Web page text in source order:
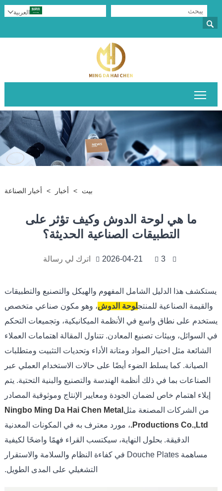

العربية
بيت > أخبار > أخبار الصناعة
ما هي لوحة الدوش وكيف تؤثر على
التطبيقات الصناعية الحديثة؟
2026-04-21 3 اترك لي رسالة
يستكشف هذا الدليل الشامل المفهوم والهيكل والتصنيع والتطبيقات
والقيمة الصناعية للمنتجلوحة الدوش، وهو مكون صناعي متخصص
يستخدم على نطاق واسع في الأنظمة الميكانيكية، وتجميعات التحكم
في السوائل، وبيئات تصنيع المعادن. تتناول المقالة اهتمامات العملاء
الشائعة مثل اختيار المواد ومتانة الأداء وتحديات التثبيت ومتطلبات
الصيانة. كما يسلط الضوء أيضًا على حالات الاستخدام العملي عبر
الصناعات بما في ذلك أنظمة الهندسة والتصنيع والبنية التحتية. يتم
إيلاء اهتمام خاص لضمان الجودة ومعايير الإنتاج وموثوقية المصادر
من الشركات المصنعة مثل Ningbo Ming Da Hai Chen Metal
Productions Co.,Ltd. ، مورد معترف به في المكونات المعدنية
الدقيقة. بحلول النهاية، سيكتسب القراء فهمًا واضحًا لكيفية
مساهمة Douche Plates في كفاءة النظام والسلامة والاستقرار
التشغيلي على المدى الطويل.